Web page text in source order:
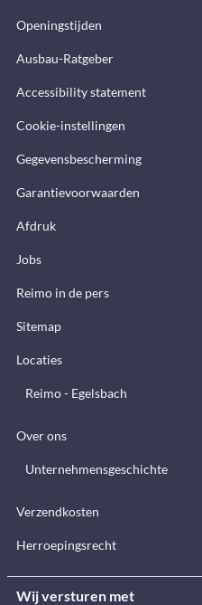
Openingstijden
Ausbau-Ratgeber
Accessibility statement
Cookie-instellingen
Gegevensbescherming
Garantievoorwaarden
Afdruk
Jobs
Reimo in de pers
Sitemap
Locaties
Reimo - Egelsbach
Over ons
Unternehmensgeschichte
Verzendkosten
Herroepingsrecht
Wij versturen met